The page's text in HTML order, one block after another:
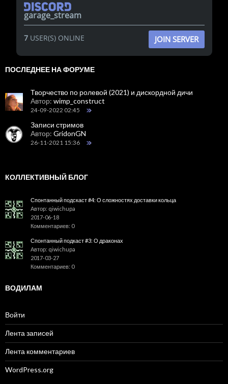
garage_stream
7USER(S) ONLINE JOIN SERVER
ПОСЛЕДНЕЕ НА ФОРУМЕ
Творчество по ролевой (2021) и дискордной дичи
Автор: wimp_construct
24-09-2022 02:45
Записи стримов
Автор: GridonGN
26-11-2021 15:36
КОЛЛЕКТИВНЫЙ БЛОГ
Спонтанный подскаст #4: О сложностях доставки кольца
Автор: qiwichupa
2017-06-18
Комментариев: 0
Спонтанный подкаст #3: О драконах
Автор: qiwichupa
2017-03-27
Комментариев: 0
ВОДИЛАМ
Войти
Лента записей
Лента комментариев
WordPress.org